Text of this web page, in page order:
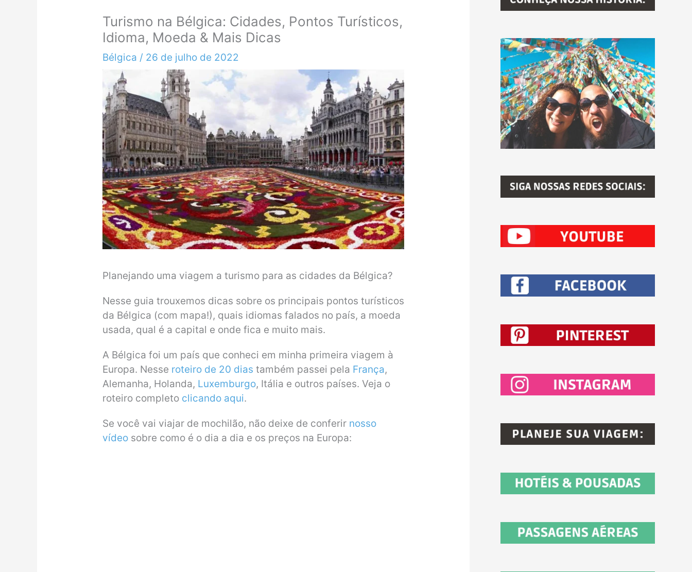
Turismo na Bélgica: Cidades, Pontos Turísticos,
Idioma, Moeda & Mais Dicas
Bélgica / 26 de julho de 2022
Planejando uma viagem a turismo para as cidades da Bélgica?
Nesse guia trouxemos dicas sobre os principais pontos turísticos
da Bélgica (com mapa!), quais idiomas falados no país, a moeda
usada, qual é a capital e onde fica e muito mais.
A Bélgica foi um país que conheci em minha primeira viagem à
Europa. Nesse roteiro de 20 dias também passei pela França,
Alemanha, Holanda, Luxemburgo, Itália e outros países. Veja o
roteiro completo clicando aqui.
Se você vai viajar de mochilão, não deixe de conferir nosso
vídeo sobre como é o dia a dia e os preços na Europa: